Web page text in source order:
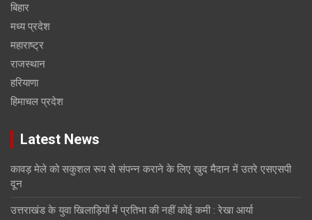
बिहार
मध्य प्रदेश
महाराष्ट्र
राजस्थान
हरियाणा
हिमाचल प्रदेश
Latest News
कावड़ मेले को सकुशल रूप से संपन्न कराने के लिए खुद मैदान में उतरे एसएसपी
दून
उत्तराखंड के युवा खिलाड़ियों में प्रतिभा की नहीं कोई कमी : रेखा आर्या